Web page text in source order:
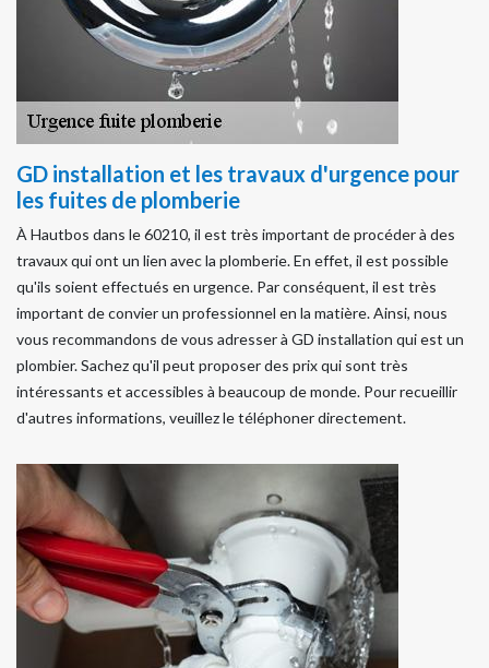
GD installation et les travaux d'urgence pour
les fuites de plomberie
À Hautbos dans le 60210, il est très important de procéder à des
travaux qui ont un lien avec la plomberie. En effet, il est possible
qu'ils soient effectués en urgence. Par conséquent, il est très
important de convier un professionnel en la matière. Ainsi, nous
vous recommandons de vous adresser à GD installation qui est un
plombier. Sachez qu'il peut proposer des prix qui sont très
intéressants et accessibles à beaucoup de monde. Pour recueillir
d'autres informations, veuillez le téléphoner directement.